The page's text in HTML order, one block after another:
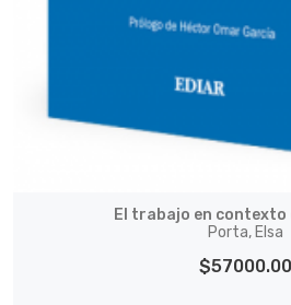
El trabajo en contexto
Porta, Elsa
$57000.00